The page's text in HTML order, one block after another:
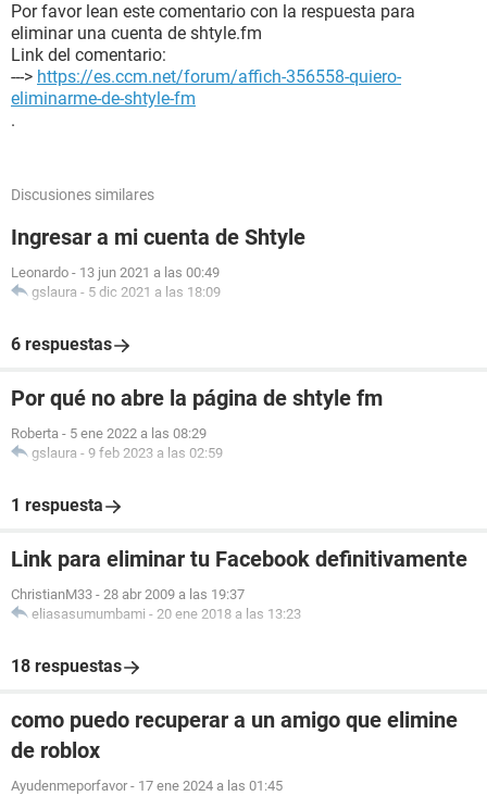
Por favor lean este comentario con la respuesta para
eliminar una cuenta de shtyle.fm
Link del comentario:
---> https://es.ccm.net/forum/affich-356558-quiero-
eliminarme-de-shtyle-fm
.
Discusiones similares
Ingresar a mi cuenta de Shtyle
Leonardo - 13 jun 2021 a las 00:49
gslaura - 5 dic 2021 a las 18:09
6 respuestas
Por qué no abre la página de shtyle fm
Roberta - 5 ene 2022 a las 08:29
gslaura - 9 feb 2023 a las 02:59
1 respuesta
Link para eliminar tu Facebook definitivamente
ChristianM33 - 28 abr 2009 a las 19:37
eliasasumumbami - 20 ene 2018 a las 13:23
18 respuestas
como puedo recuperar a un amigo que elimine
de roblox
Ayudenmeporfavor - 17 ene 2024 a las 01:45